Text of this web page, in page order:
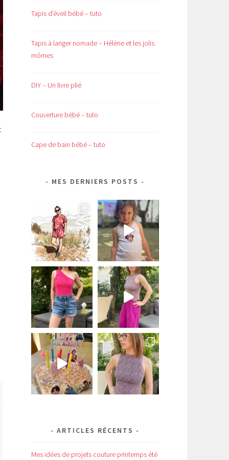
Tapis d’éveil bébé – tuto
Tapis à langer nomade – Hélène et les jolis
mômes
DIY – Un livre plié
Couverture bébé – tuto
Cape de bain bébé – tuto
MES DERNIERS POSTS
ARTICLES RÉCENTS
Mes idées de projets couture printemps été